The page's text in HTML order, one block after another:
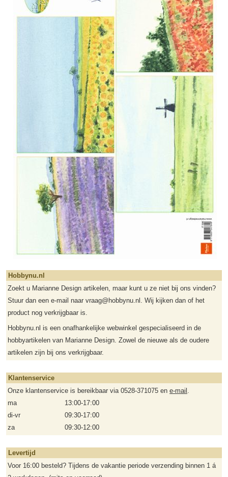
Hobbynu.nl
Zoekt u Marianne Design artikelen, maar kunt u ze niet bij ons vinden?
Stuur dan een e-mail naar vraag@hobbynu.nl. Wij kijken dan of het
product nog verkrijgbaar is.
Hobbynu.nl is een onafhankelijke webwinkel gespecialiseerd in de
hobbyartikelen van Marianne Design. Zowel de nieuwe als de oudere
artikelen zijn bij ons verkrijgbaar.
Klantenservice
Onze klantenservice is bereikbaar via 0528-371075 en e-mail .
ma
13:00-17:00
di-vr
09:30-17:00
za
09:30-12:00
Levertijd
Voor 16:00 besteld? Tijdens de vakantie periode verzending binnen 1 á